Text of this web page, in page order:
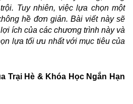
Tuy nhiên, việc lựa chọn một
hề đơn giản. Bài viết này sẽ
ích của các chương trình này và
lựa tối ưu nhất với mục tiêu của
Trại Hè & Khóa Học Ngắn Hạn